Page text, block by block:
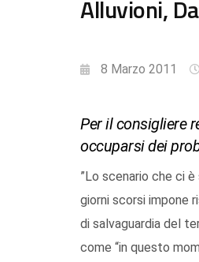
Alluvioni,
8 Marzo 2011
Per il consigliere
occuparsi dei
”Lo scenario che ci
giorni scorsi impone
di salvaguardia del
come “in questo